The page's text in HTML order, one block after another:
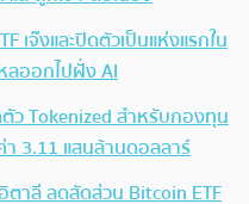
เจ๊งและปิดตัวเป็นแห่งแรกใน
ลออกไปฝั่ง AI
ว Tokenized สำหรับกองทุน
3.11 แสนล้านดอลลาร์
าลี ลดสัดส่วน Bitcoin ETF